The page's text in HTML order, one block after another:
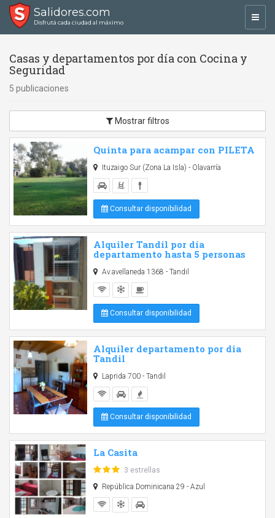
Salidores.com
Disfrutá cada ciudad al máximo
Casas y departamentos por día con Cocina y
Seguridad
5 publicaciones
Mostrar filtros
Quinta para acampar con PILETA
Ituzaigo Sur (Zona La Isla) - Olavarría
Consultar disponibilidad
Alquiler Tandil por día
departamento hasta 5 personas
Av.avellaneda 1368 - Tandil
Consultar disponibilidad
Alquiler departamento por dia
Tandil
Laprida 700 - Tandil
Consultar disponibilidad
La Casita
3 estrellas
República Dominicana 29 - Azul